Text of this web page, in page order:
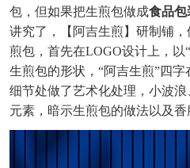
包，但如果把生煎包做成食品包
讲究了，【阿吉生煎】研制铺
煎包，首先在LOGO设计上 ，以
生煎包的形状 ， “阿吉生煎”四
细节处做了艺术化处理，小波浪
元素，暗示生煎包的做法以及香